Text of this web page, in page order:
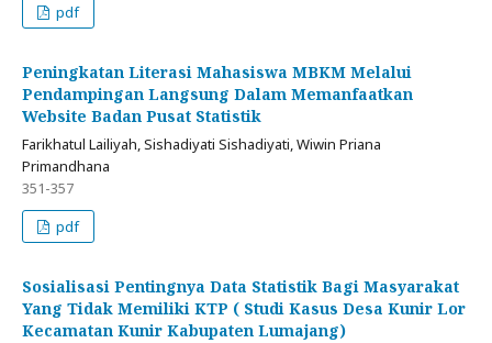
pdf
Peningkatan Literasi Mahasiswa MBKM Melalui
Pendampingan Langsung Dalam Memanfaatkan
Website Badan Pusat Statistik
Farikhatul Lailiyah, Sishadiyati Sishadiyati, Wiwin Priana
Primandhana
351-357
pdf
Sosialisasi Pentingnya Data Statistik Bagi Masyarakat
Yang Tidak Memiliki KTP ( Studi Kasus Desa Kunir Lor
Kecamatan Kunir Kabupaten Lumajang)